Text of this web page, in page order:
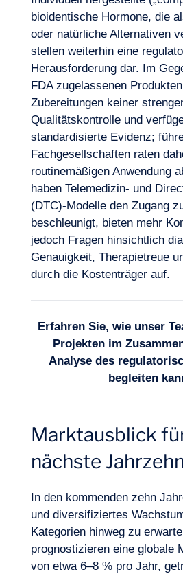
bioidentische Hormone, die
oder natürliche Alternativen
stellen weiterhin eine
Herausforderung dar. Im
FDA zugelassenen
Zubereitungen keiner
Qualitätskontrolle und
standardisierte Evidenz;
Fachgesellschaften raten
routinemäßigen Anwendung
haben Telemedizin- und
(DTC)-Modelle den Zugang
beschleunigt, bieten mehr
jedoch Fragen hinsichtlich
Genauigkeit, Therapietreue
durch die Kostenträger auf.
Erfahren Sie, wie unser
Projekten im
Analyse des
begleiten
Marktausblick
nächste
In den kommenden zehn
und diversifiziertes
Kategorien hinweg zu
prognostizieren eine globale
von etwa 6–8 % pro Jahr,